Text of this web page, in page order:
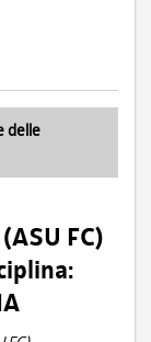
delle
FC)